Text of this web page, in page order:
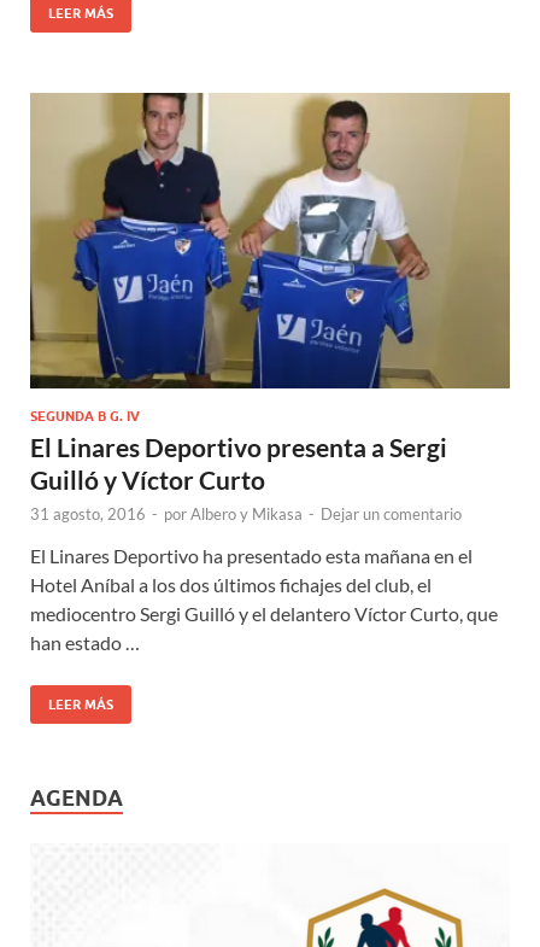
LEER MÁS
SEGUNDA B G. IV
El Linares Deportivo presenta a Sergi
Guilló y Víctor Curto
31 agosto, 2016 - porAlbero y Mikasa - Dejar un comentario
El Linares Deportivo ha presentado esta mañana en el
Hotel Aníbal a los dos últimos fichajes del club, el
mediocentro Sergi Guilló y el delantero Víctor Curto, que
han estado …
LEER MÁS
AGENDA